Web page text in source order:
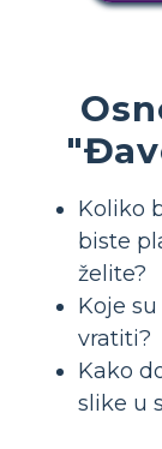
Koliko
biste
želite?
Koje
vratiti?
Kako
slike u